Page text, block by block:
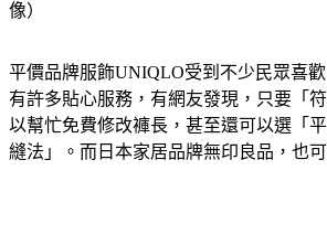
像）
平價品牌服飾UNIQLO受到不少民眾喜
有許多貼心服務，有網友發現，只要「
以幫忙免費修改褲長，甚至還可以選「
縫法」。而日本家居品牌無印良品，也